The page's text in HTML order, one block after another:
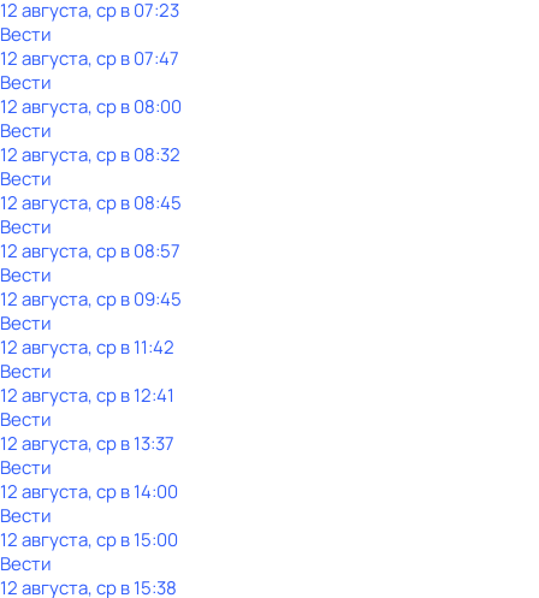
12 августа, ср в 07:23
Вести
12 августа, ср в 07:47
Вести
12 августа, ср в 08:00
Вести
12 августа, ср в 08:32
Вести
12 августа, ср в 08:45
Вести
12 августа, ср в 08:57
Вести
12 августа, ср в 09:45
Вести
12 августа, ср в 11:42
Вести
12 августа, ср в 12:41
Вести
12 августа, ср в 13:37
Вести
12 августа, ср в 14:00
Вести
12 августа, ср в 15:00
Вести
12 августа, ср в 15:38